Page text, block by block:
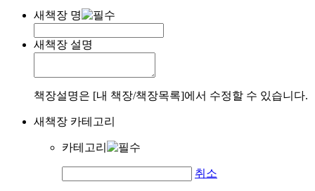
새책장 명
새책장 설명
책장설명은 [내 책장/책장목록]에서 수정할 수 있습니다.
새책장 카테고리
카테고리
취소